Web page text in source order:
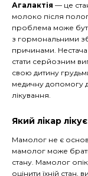
Агалактія — це
молоко після
проблема може
з гормональними
причинами.
стати серйозним
свою дитину
медичну допомогу
лікування.
Який лікар
Мамолог не є
мамолог може брати
стану. Мамолог
оцінити їхній стан,